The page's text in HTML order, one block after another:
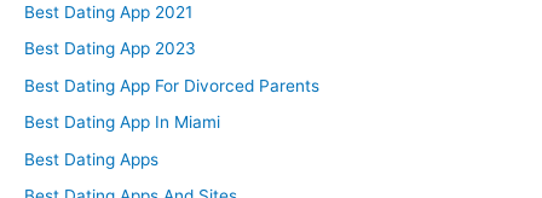
Best Dating App 2021
Best Dating App 2023
Best Dating App For Divorced Parents
Best Dating App In Miami
Best Dating Apps